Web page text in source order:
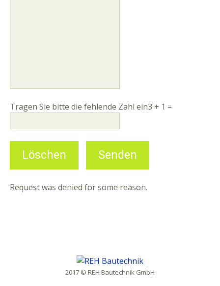
Tragen Sie bitte die fehlende Zahl ein3 + 1 =
Request was denied for some reason.
2017 © REH Bautechnik GmbH